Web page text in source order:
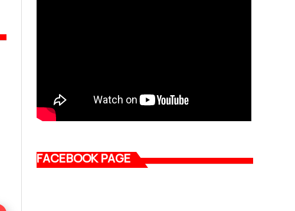
FACEBOOK PAGE